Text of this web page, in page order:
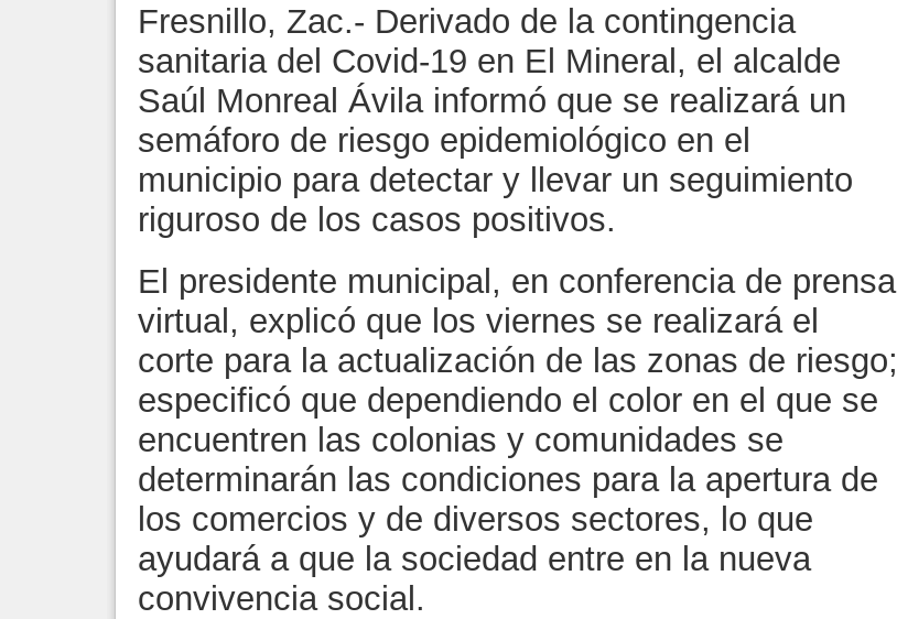
Fresnillo, Zac.- Derivado de la contingencia
sanitaria del Covid-19 en El Mineral, el alcalde
Saúl Monreal Ávila informó que se realizará un
semáforo de riesgo epidemiológico en el
municipio para detectar y llevar un seguimiento
riguroso de los casos positivos.
El presidente municipal, en conferencia de prensa
virtual, explicó que los viernes se realizará el
corte para la actualización de las zonas de riesgo;
especificó que dependiendo el color en el que se
encuentren las colonias y comunidades se
determinarán las condiciones para la apertura de
los comercios y de diversos sectores, lo que
ayudará a que la sociedad entre en la nueva
convivencia social.